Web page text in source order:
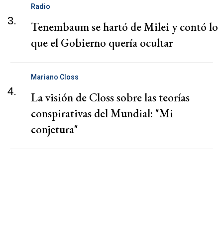
3.
Radio
Tenembaum se hartó de Milei y contó lo
que el Gobierno quería ocultar
4.
Mariano Closs
La visión de Closs sobre las teorías
conspirativas del Mundial: "Mi
conjetura"